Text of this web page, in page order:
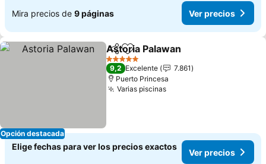
Mira precios de 9 páginas Ver precios
Opción destacada
CompartirAgregar a favoritos
Astoria Palawan
5 Estrellas
9,2 Excelente
7.861
Puerto Princesa
Varias piscinas
Elige fechas para ver los precios exactos
Ver precios